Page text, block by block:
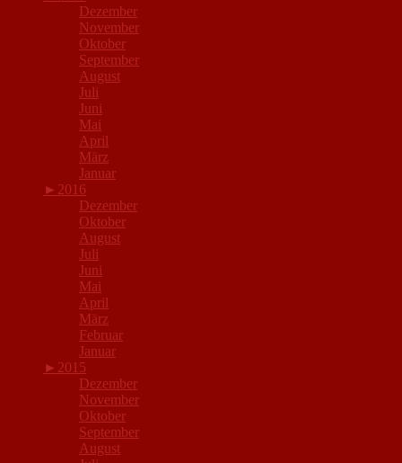
Dezember
November
Oktober
September
August
Juli
Juni
Mai
April
März
Januar
► 2016
Dezember
Oktober
August
Juli
Juni
Mai
April
März
Februar
Januar
► 2015
Dezember
November
Oktober
September
August